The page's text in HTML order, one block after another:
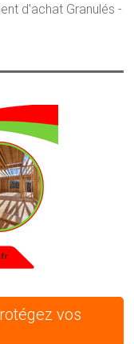
d'achat Granulés -
vos